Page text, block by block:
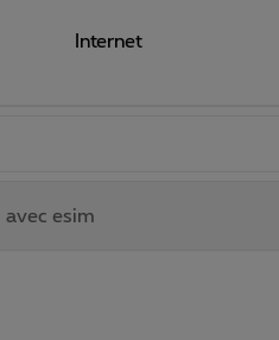
Internet
avec esim